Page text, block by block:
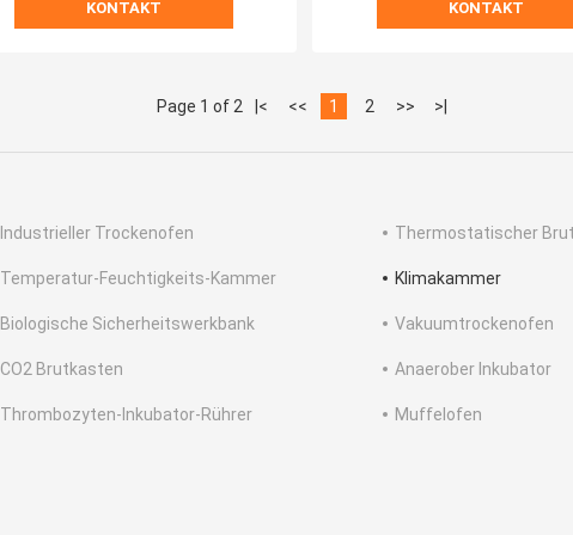
KONTAKT KONTAKT
Page 1 of 2 |< << 1 2 >> >|
Industrieller Trockenofen Thermostatischer
Temperatur-Feuchtigkeits-Kammer Klimakammer
Biologische Sicherheitswerkbank Vakuumtrockenofen
CO2 Brutkasten Anaerober Inkubator
Thrombozyten-Inkubator-Rührer Muffelofen